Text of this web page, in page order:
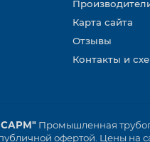
Карта сайта
Отзывы
Контакты и
Промышленная
офертой. Цены на